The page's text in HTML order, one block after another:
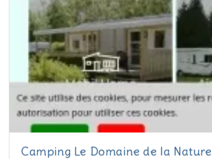
Camping Le Domaine de la Nature